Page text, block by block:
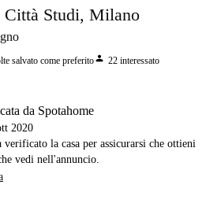
Città Studi, Milano
salvato come preferitoperson 22 interessato
da Spotahome
2020
verificato la casa per assicurarsi che ottieni
vedi nell'annuncio.